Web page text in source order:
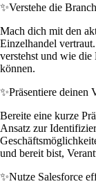
✨Verstehe die
Mach dich mit den
Einzelhandel
verstehst und wie
können.
✨Präsentiere deinen
Bereite eine kurze
Ansatz zur
und bereit bist,
✨Nutze Salesforce